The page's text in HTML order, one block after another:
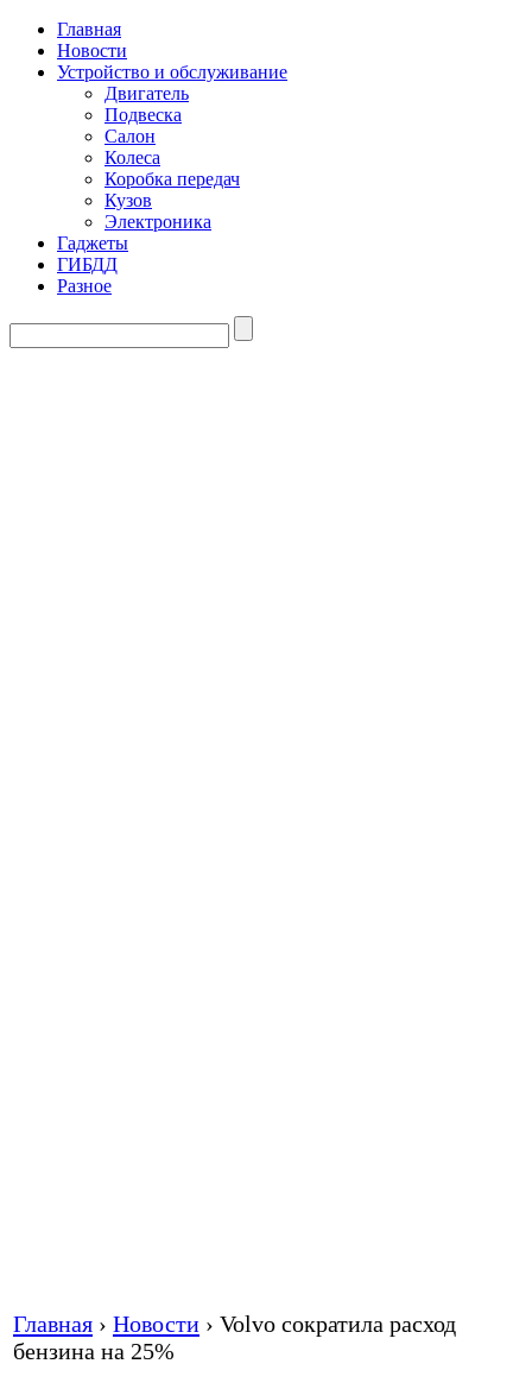
Главная
Новости
Устройство и обслуживание
Двигатель
Подвеска
Салон
Колеса
Коробка передач
Кузов
Электроника
Гаджеты
ГИБДД
Разное
Главная › Новости › Volvo сократила расход
бензина на 25%